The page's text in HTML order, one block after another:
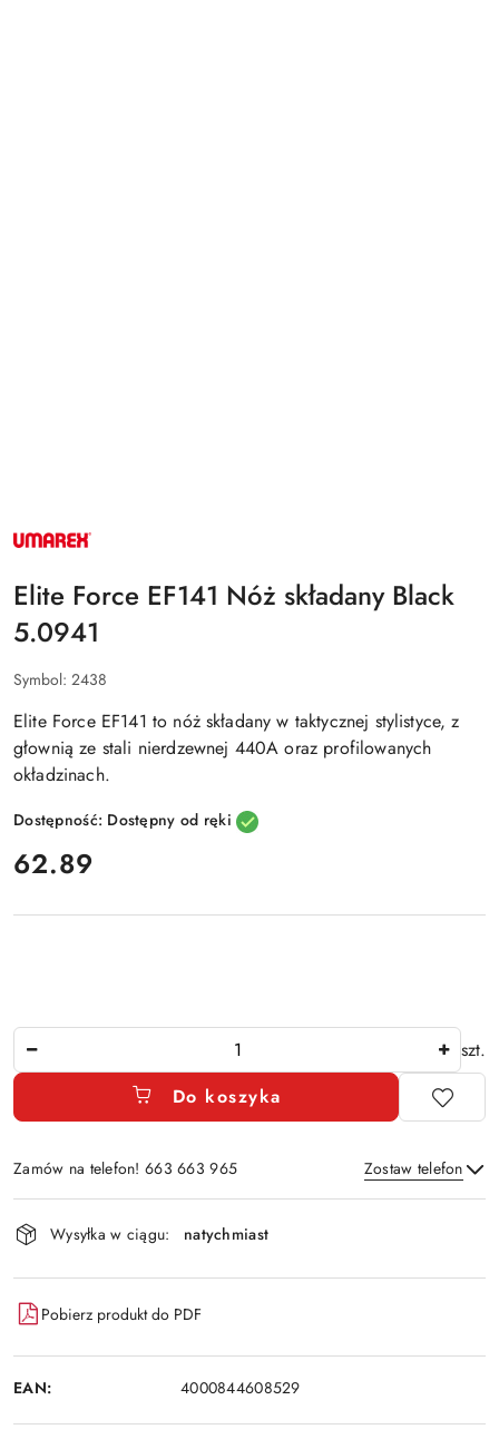
NAZWA
PRODUCENTA:
Elite Force EF141 Nóż składany Black
5.0941
Symbol: 2438
Elite Force EF141 to nóż składany w taktycznej stylistyce, z
głownią ze stali nierdzewnej 440A oraz profilowanych
okładzinach.
Dostępność: Dostępny od ręki
cena:
62.89
szt.
Do koszyka
Zamów na telefon! 663 663 965 Zostaw telefon
Dostępność
i
dostawa
Wysyłka w ciągu: natychmiast
Pobierz produkt do PDF
EAN: 4000844608529